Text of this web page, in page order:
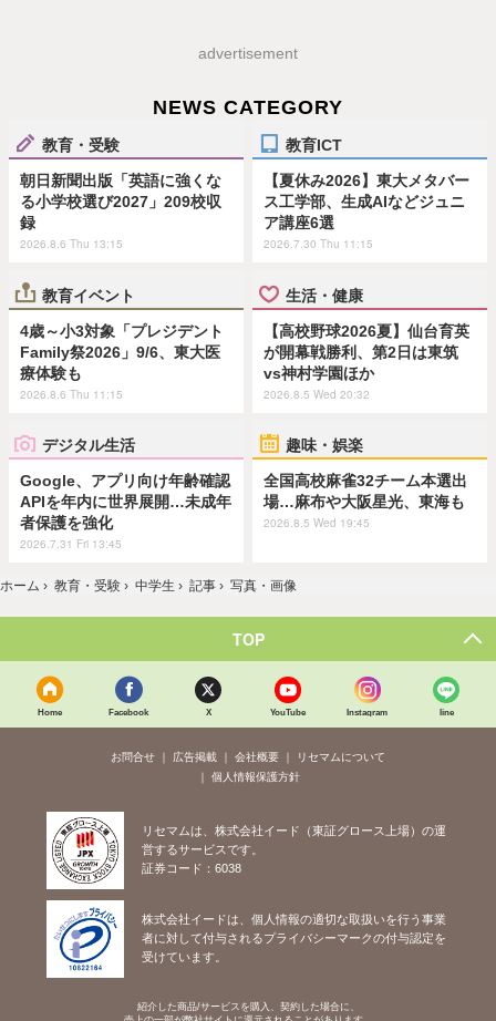
advertisement
NEWS CATEGORY
教育・受験
朝日新聞出版「英語に強くな
る小学校選び2027」209校収
録
2026.8.6 Thu 13:15
教育ICT
【夏休み2026】東大メタバー
ス工学部、生成AIなどジュニ
ア講座6選
2026.7.30 Thu 11:15
教育イベント
4歳～小3対象「プレジデント
Family祭2026」9/6、東大医
療体験も
2026.8.6 Thu 11:15
生活・健康
【高校野球2026夏】仙台育英
が開幕戦勝利、第2日は東筑
vs神村学園ほか
2026.8.5 Wed 20:32
デジタル生活
Google、アプリ向け年齢確認
APIを年内に世界展開…未成年
者保護を強化
2026.7.31 Fri 13:45
趣味・娯楽
全国高校麻雀32チーム本選出
場…麻布や大阪星光、東海も
2026.8.5 Wed 19:45
ホーム › 教育・受験 › 中学生 › 記事 › 写真・画像
TOP
Home Facebook X YouTube Instagram line
お問合せ 広告掲載 会社概要
リセマムについて
個人情報保護方針
リセマムは、株式会社イード（東証グロース上場）の運
営するサービスです。
証券コード：6038
株式会社イードは、個人情報の適切な取扱いを行う事業
者に対して付与されるプライバシーマークの付与認定を
受けています。
紹介した商品/サービスを購入、契約した場合に、